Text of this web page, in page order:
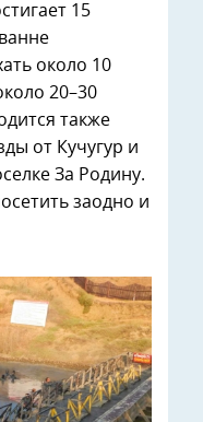
15
около 10
20–30
также
от Кучугур и
За Родину.
заодно и